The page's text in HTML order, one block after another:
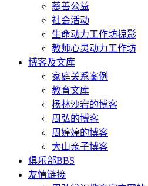
慈善公益
社会活动
生命动力工作坊掠影
教师心灵动力工作坊
博客及文库
家庭关系案例
教育文库
杨林沙宕的博客
周弘的博客
周婷婷的博客
大山亲子博客
俱乐部BBS
友情链接